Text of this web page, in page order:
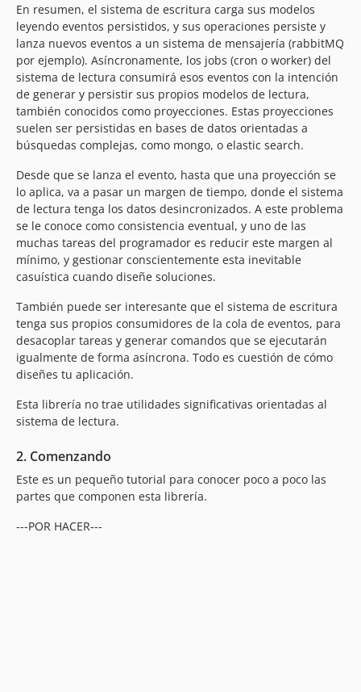
En resumen, el sistema de escritura carga sus modelos
leyendo eventos persistidos, y sus operaciones persiste y
lanza nuevos eventos a un sistema de mensajería (rabbitMQ
por ejemplo). Asíncronamente, los jobs (cron o worker) del
sistema de lectura consumirá esos eventos con la intención
de generar y persistir sus propios modelos de lectura,
también conocidos como proyecciones. Estas proyecciones
suelen ser persistidas en bases de datos orientadas a
búsquedas complejas, como mongo, o elastic search.
Desde que se lanza el evento, hasta que una proyección se
lo aplica, va a pasar un margen de tiempo, donde el sistema
de lectura tenga los datos desincronizados. A este problema
se le conoce como consistencia eventual, y uno de las
muchas tareas del programador es reducir este margen al
mínimo, y gestionar conscientemente esta inevitable
casuística cuando diseñe soluciones.
También puede ser interesante que el sistema de escritura
tenga sus propios consumidores de la cola de eventos, para
desacoplar tareas y generar comandos que se ejecutarán
igualmente de forma asíncrona. Todo es cuestión de cómo
diseñes tu aplicación.
Esta librería no trae utilidades significativas orientadas al
sistema de lectura.
2. Comenzando
Este es un pequeño tutorial para conocer poco a poco las
partes que componen esta librería.
---POR HACER---